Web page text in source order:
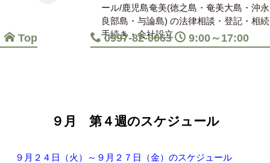
Top 0997-82-0063 9:00～17:00
ール/鹿児島奄美(徳之島・奄美大島・沖永
良部島・与論島) の法律相談・登記・相続
手続き・会社設立
９月 第４週のスケジュール
９月２４日（火）～９月２７日（金）のスケジュール